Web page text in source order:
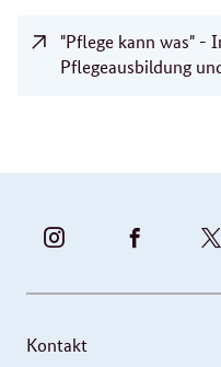
"Pflege kann was" -
Pflegeausbildung
INSTAGRAM
UND
Kontakt